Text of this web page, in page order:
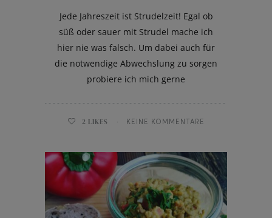
Eis am Stil
Jede Jahreszeit ist Strudelzeit! Egal ob
süß oder sauer mit Strudel mache ich
hier nie was falsch. Um dabei auch für
die notwendige Abwechslung zu sorgen
probiere ich mich gerne
2 LIKES KEINE KOMMENTARE